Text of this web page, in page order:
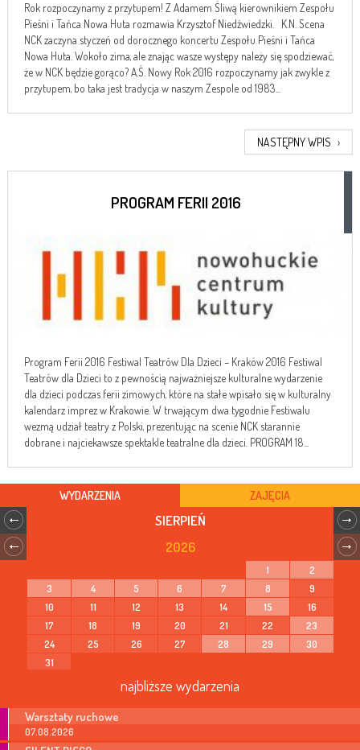
Rok rozpoczynamy z przytupem! Z Adamem Śliwą kierownikiem Zespołu
Pieśni i Tańca Nowa Huta rozmawia Krzysztof Niedźwiedzki. K.N. Scena
NCK zaczyna styczeń od dorocznego koncertu Zespołu Pieśni i Tańca
Nowa Huta. Wokoło zima, ale znając wasze występy należy się spodziewać,
że w NCK będzie gorąco? A.Ś. Nowy Rok 2016 rozpoczynamy jak zwykle z
przytupem, bo taka jest tradycja w naszym Zespole od 1983...
NASTĘPNY WPIS ›
PROGRAM FERII 2016
Program Ferii 2016 Festiwal Teatrów Dla Dzieci – Kraków 2016 Festiwal
Teatrów dla Dzieci to z pewnością najważniejsze kulturalne wydarzenie
dla dzieci podczas ferii zimowych, które na stałe wpisało się w kulturalny
kalendarz imprez w Krakowie. W trwającym dwa tygodnie Festiwalu
wezmą udział teatry z Polski, prezentując na scenie NCK starannie
dobrane i najciekawsze spektakle teatralne dla dzieci. PROGRAM 18...
WYDARZENIA ZAJĘCIA
SIERPIEŃ
2026
1
2
3
4 5 6 7 8
9
10
11 12 13 14 15
16
17
18 19 20 21 22
23
24
25 26 27 28 29
30
31
najbliższe wydarzenia
Warsztaty ruchowe
07.08.2026